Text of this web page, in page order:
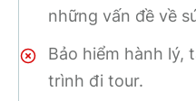
những vấn đề về
Bảo hiểm hành lý,
trình đi tour.